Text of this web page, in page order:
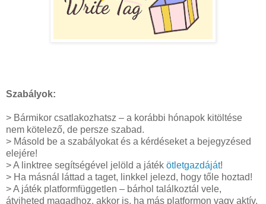
Szabályok:
> Bármikor csatlakozhatsz – a korábbi hónapok kitöltése
nem kötelező, de persze szabad.
> Másold be a szabályokat és a kérdéseket a bejegyzésed
elejére!
> A linktree segítségével jelöld a játék ötletgazdáját!
> Ha másnál láttad a taget, linkkel jelezd, hogy tőle hoztad!
> A játék platformfüggetlen – bárhol találkoztál vele,
átviheted magadhoz, akkor is, ha más platformon vagy aktív.